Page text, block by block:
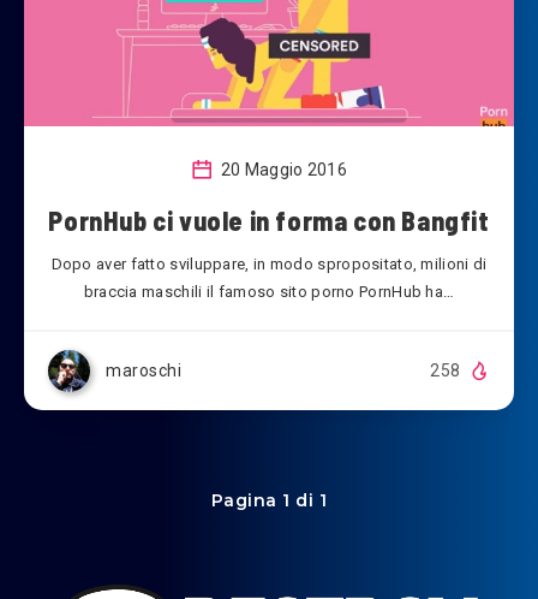
20 Maggio 2016
PornHub ci vuole in forma con Bangfit
Dopo aver fatto sviluppare, in modo spropositato, milioni di
braccia maschili il famoso sito porno PornHub ha…
maroschi 258
Pagina 1 di 1